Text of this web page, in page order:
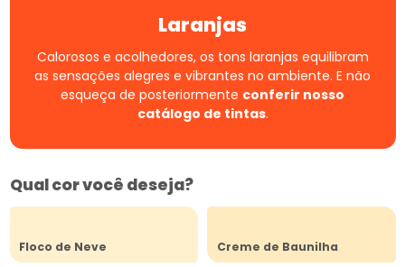
Laranjas
Calorosos e acolhedores, os tons laranjas equilibram
as sensações alegres e vibrantes no ambiente. E não
esqueça de posteriormente conferir nosso
catálogo de tintas.
Qual cor você deseja?
Floco de Neve Creme de Baunilha